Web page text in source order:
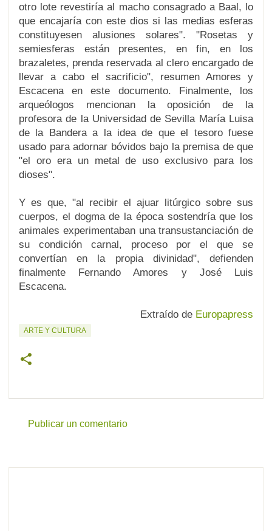
otro lote revestiría al macho consagrado a Baal, lo
que encajaría con este dios si las medias esferas
constituyesen alusiones solares". "Rosetas y
semiesferas están presentes, en fin, en los
brazaletes, prenda reservada al clero encargado de
llevar a cabo el sacrificio", resumen Amores y
Escacena en este documento. Finalmente, los
arqueólogos mencionan la oposición de la
profesora de la Universidad de Sevilla María Luisa
de la Bandera a la idea de que el tesoro fuese
usado para adornar bóvidos bajo la premisa de que
"el oro era un metal de uso exclusivo para los
dioses".
Y es que, "al recibir el ajuar litúrgico sobre sus
cuerpos, el dogma de la época sostendría que los
animales experimentaban una transustanciación de
su condición carnal, proceso por el que se
convertían en la propia divinidad", defienden
finalmente Fernando Amores y José Luis
Escacena.
Extraído de Europapress
ARTE Y CULTURA
m
Publicar un comentario